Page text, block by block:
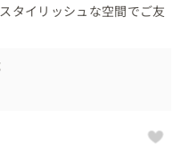
タイリッシュな空間でご友